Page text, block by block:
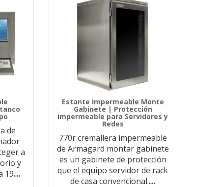
de
a
y
19…
Estante impermeable Monte
Gabinete | Protección
impermeable para Servidores y
Redes
770r cremallera impermeable
de Armagard montar gabinete
es un gabinete de protección
que el equipo servidor de rack
de casa convencional.…